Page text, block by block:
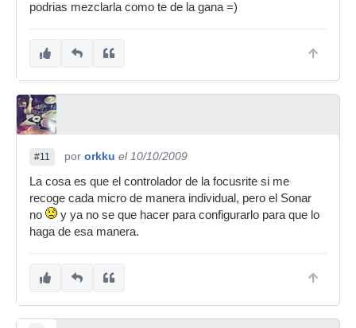
podrias mezclarla como te de la gana =)
#11 por orkku el 10/10/2009
La cosa es que el controlador de la focusrite si me
recoge cada micro de manera individual, pero el Sonar
no
y ya no se que hacer para configurarlo para que lo
haga de esa manera.